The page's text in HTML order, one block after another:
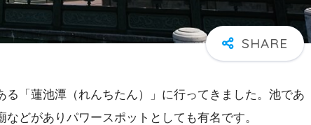
る「蓮池潭（れんちたん）」に行ってきました。池であ
どがありパワースポットとしても有名です。